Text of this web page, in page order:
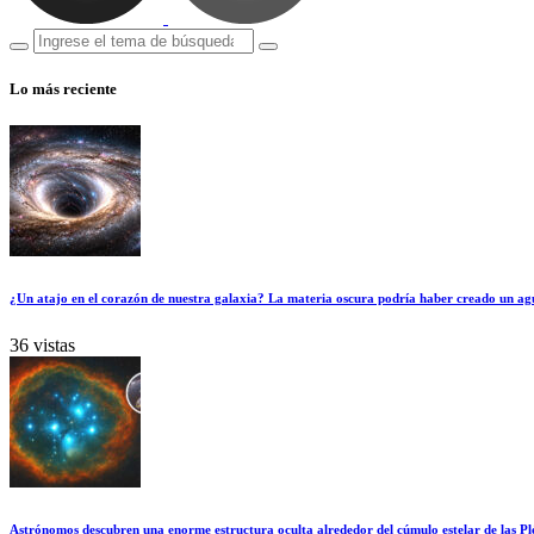
Lo más reciente
¿Un atajo en el corazón de nuestra galaxia? La materia oscura podría haber creado un
36 vistas
Astrónomos descubren una enorme estructura oculta alrededor del cúmulo estelar de las